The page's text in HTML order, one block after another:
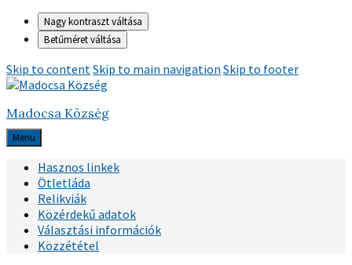
Nagy kontraszt váltása
Betűméret váltása
Skip to contentSkip to main navigation Skip to footer
Madocsa Község
Menu
Hasznos linkek
Ötletláda
Relikviák
Közérdekű adatok
Választási információk
Közzététel